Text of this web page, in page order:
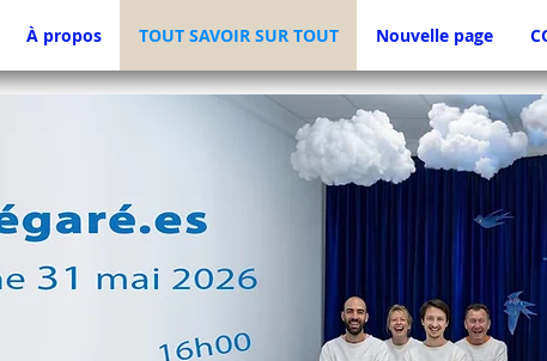
À propos TOUT SAVOIR SUR TOUT Nouvelle page